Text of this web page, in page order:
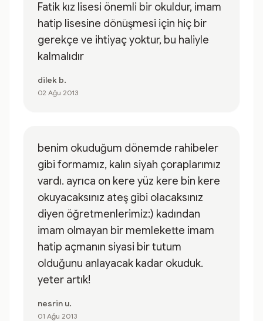
Fatik kız lisesi önemli bir okuldur, imam
hatip lisesine dönüşmesi için hiç bir
gerekçe ve ihtiyaç yoktur, bu haliyle
kalmalıdır
dilek b.
02 Ağu 2013
benim okuduğum dönemde rahibeler
gibi formamız, kalın siyah çoraplarımız
vardı. ayrıca on kere yüz kere bin kere
okuyacaksınız ateş gibi olacaksınız
diyen öğretmenlerimiz:) kadından
imam olmayan bir memlekette imam
hatip açmanın siyasi bir tutum
olduğunu anlayacak kadar okuduk.
yeter artık!
nesrin u.
01 Ağu 2013